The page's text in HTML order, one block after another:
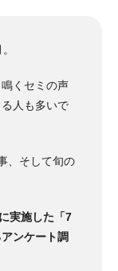
くセミの声
人も多いで
、そして旬の
実施した「7
ンケート調